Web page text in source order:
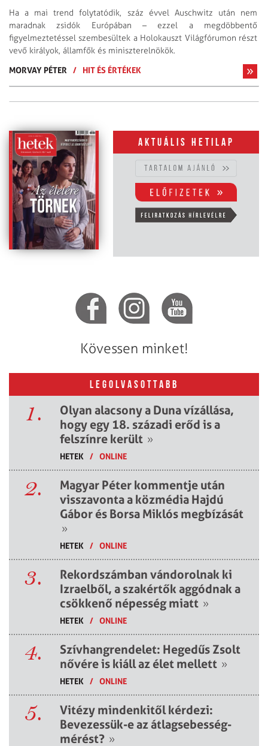
Ha a mai trend folytatódik, száz évvel Auschwitz után nem
maradnak zsidók Európában – ezzel a megdöbbentő
figyelmeztetéssel szembesültek a Holokauszt Világfórumon részt
vevő királyok, államfők és miniszterelnökök.
MORVAY PÉTER
/ HIT ÉS ÉRTÉKEK
Aktuális hetilap
Kövessen minket!
LEGOLVASOTTABB
1.
Olyan alacsony a Duna vízállása,
hogy egy 18. századi erőd is a
felszínre került »
HETEK / ONLINE
2.
Magyar Péter kommentje után
visszavonta a közmédia Hajdú
Gábor és Borsa Miklós megbízását
»
HETEK / ONLINE
3.
Rekordszámban vándorolnak ki
Izraelből, a szakértők aggódnak a
csökkenő népesség miatt »
HETEK / ONLINE
4.
Szívhangrendelet: Hegedűs Zsolt
nővére is kiáll az élet mellett »
HETEK / ONLINE
5.
Vitézy mindenkitől kérdezi:
Bevezessük-e az átlagsebesség-
mérést? »